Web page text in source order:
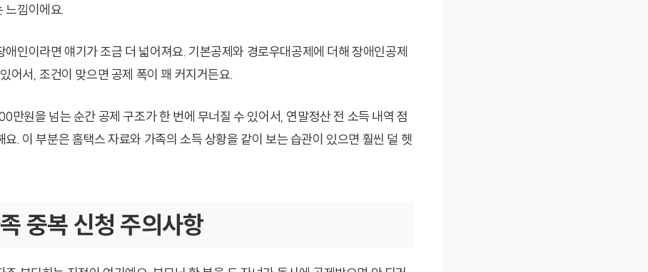
느낌이에요.
애인이라면 얘기가 조금 더 넓어져요. 기본공제와 경로우대공제에 더해 장애인공제
어서, 조건이 맞으면 공제 폭이 꽤 커지거든요.
만원을 넘는 순간 공제 구조가 한 번에 무너질 수 있어서, 연말정산 전 소득 내역 점
요. 이 부분은 홈택스 자료와 가족의 소득 상황을 같이 보는 습관이 있으면 훨씬 덜 헷
중복 신청 주의사항